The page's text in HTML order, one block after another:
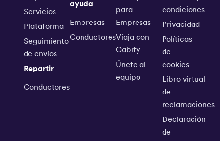
Servicios
Plataforma
Seguimiento
de envíos
Repartir
Conductores
ayuda
Empresas
Conductores
para
Empresas
Viaja con
Cabify
Únete al
equipo
condiciones
Privacidad
Políticas
de
cookies
Libro virtual
de
reclamaciones
Declaración
de